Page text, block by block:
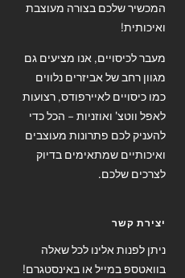
המכשיר שלכם בצורה מעוצבת
ואיכותית!
מעבר לכיסויים, אנו מציעים גם
מגוון רחב של אביזרים נלווים
כמו כיסויים לאיירפודס, רצועות
לאפל ווטצ' ואוזניות – הכל כדי
להעניק לכם פתרונות מעוצבים
ואיכותיים שמתאימים בדיוק
לצרכים שלכם.
יצירת קשר
ניתן לפנות אלינו לכל שאלה
בוואטספ במייל או באינסטגרם!